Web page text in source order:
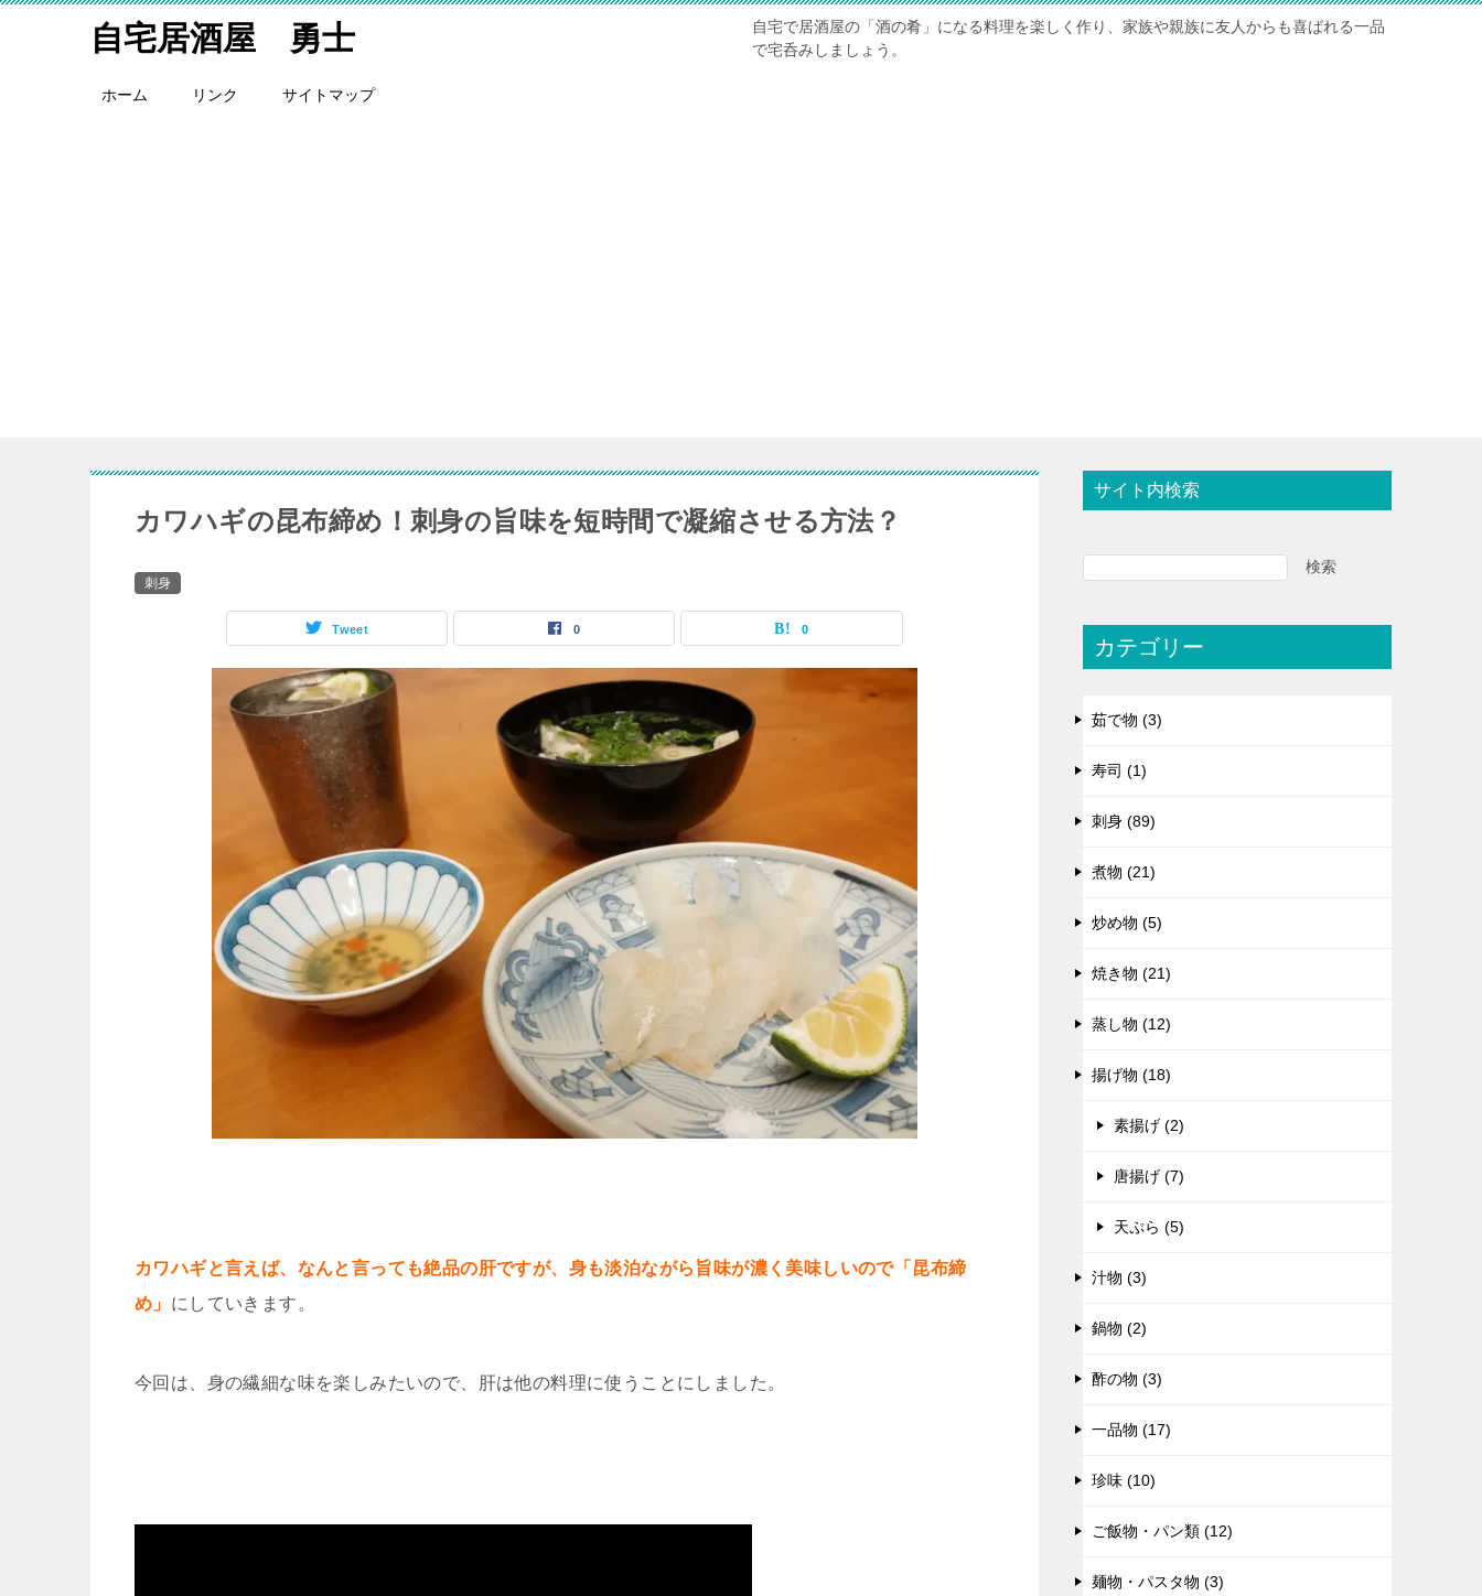
自宅居酒屋 勇士
自宅で居酒屋の「酒の肴」になる料理を楽しく作り、家族や親族に友人からも喜ばれる一品
で宅呑みしましょう。
ホーム リンク サイトマップ
カワハギの昆布締め！刺身の旨味を短時間で凝縮させる方法？
刺身
Tweet 0 0
カワハギと言えば、なんと言っても絶品の肝ですが、身も淡泊ながら旨味が濃く美味しいので「昆布締
め」 にしていきます。
今回は、身の繊細な味を楽しみたいので、肝は他の料理に使うことにしました。
サイト内検索
検索
カテゴリー
茹で物 (3)
寿司 (1)
刺身 (89)
煮物 (21)
炒め物 (5)
焼き物 (21)
蒸し物 (12)
揚げ物 (18)
素揚げ (2)
唐揚げ (7)
天ぷら (5)
汁物 (3)
鍋物 (2)
酢の物 (3)
一品物 (17)
珍味 (10)
ご飯物・パン類 (12)
麺物・パスタ物 (3)